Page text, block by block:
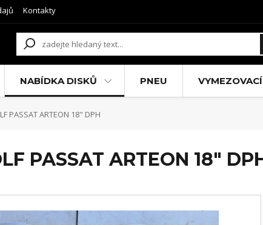
Kontakty
NABÍDKA DISKŮ PNEU
PASSAT ARTEON 18" DPH
PASSAT ARTEON 18"